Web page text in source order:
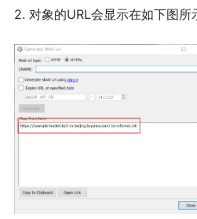
2. 对象的URL会显示在如下图所